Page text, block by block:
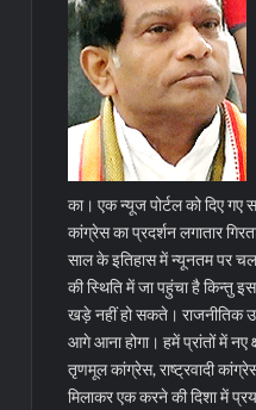
का। एक न्यूज पोर्टल को दिए गए
कांग्रेस का प्रदर्शन लगातार
साल के इतिहास में न्यूनतम पर
की स्थिति में जा पहुंचा है किन्तु
खड़े नहीं हो सकते। राजनीतिक
आगे आना होगा। हमें प्रांतों में नए
तृणमूल कांग्रेस, राष्ट्रवादी
मिलाकर एक करने की दिशा में